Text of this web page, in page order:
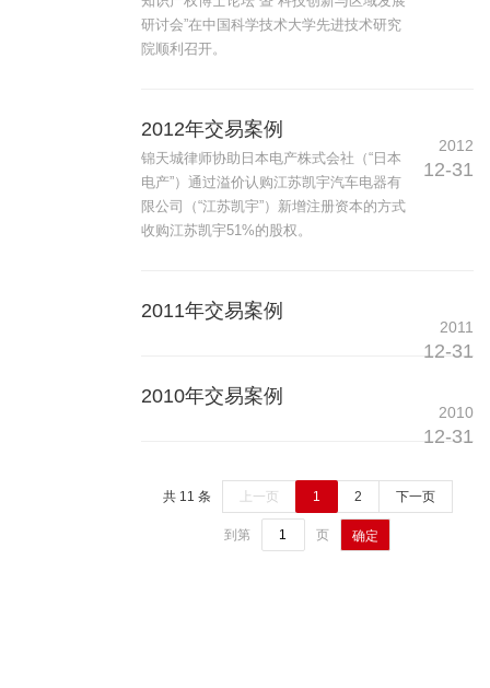
研讨会”在中国科学技术大学先进技术研究
院顺利召开。
2012年交易案例
锦天城律师协助日本电产株式会社（“日本
电产”）通过溢价认购江苏凯宇汽车电器有
限公司（“江苏凯宇”）新增注册资本的方式
收购江苏凯宇51%的股权。
2012
12-31
2011年交易案例
2011
12-31
2010年交易案例
2010
12-31
共 11 条 上一页 1 2 下一页
到第 页 确定